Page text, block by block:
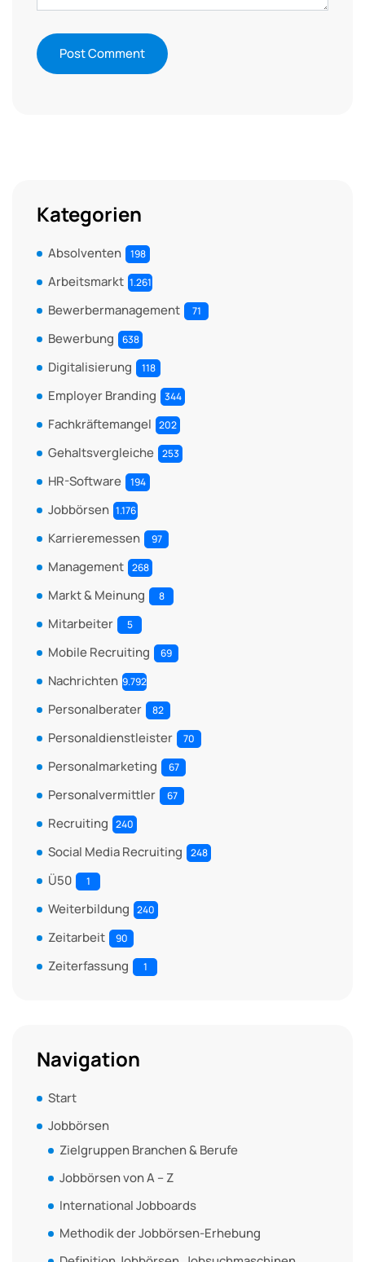
Kategorien
Absolventen 198
Arbeitsmarkt 1.261
Bewerbermanagement 71
Bewerbung 638
Digitalisierung 118
Employer Branding 344
Fachkräftemangel 202
Gehaltsvergleiche 253
HR-Software 194
Jobbörsen 1.176
Karrieremessen 97
Management 268
Markt & Meinung 8
Mitarbeiter 5
Mobile Recruiting 69
Nachrichten 9.792
Personalberater 82
Personaldienstleister 70
Personalmarketing 67
Personalvermittler 67
Recruiting 240
Social Media Recruiting 248
Ü50 1
Weiterbildung 240
Zeitarbeit 90
Zeiterfassung 1
Navigation
Start
Jobbörsen
Zielgruppen Branchen & Berufe
Jobbörsen von A – Z
International Jobboards
Methodik der Jobbörsen-Erhebung